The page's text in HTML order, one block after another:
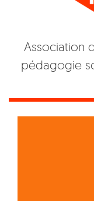
Association
pédagogie